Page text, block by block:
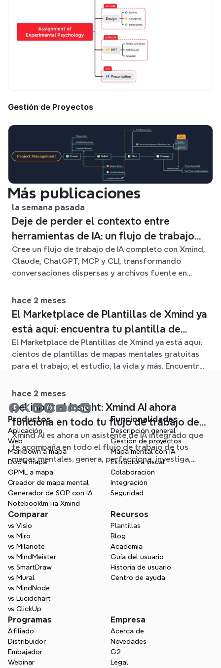
Gestión de Proyectos
Más publicaciones
la semana pasada
Deje de perder el contexto entre
herramientas de IA: un flujo de trabajo
conectado con Xmind
Cree un flujo de trabajo de IA completo con Xmind,
Claude, ChatGPT, MCP y CLI, transformando
conversaciones dispersas y archivos fuente en
hace 2 meses
El Marketplace de Plantillas de Xmind ya
está aquí: encuentra tu plantilla de
mapa mental para cualquier situación
El Marketplace de Plantillas de Xmind ya está aquí:
cientos de plantillas de mapas mentales gratuitas
para el trabajo, el estudio, la vida y más. Encuentra
blanco.
hace 2 meses
Del input al insight: Xmind AI ahora
funciona en todo tu flujo de trabajo de
mapa mental
Xmind AI es ahora un asistente de IA integrado que
te acompaña en todo el flujo de trabajo de tus
mapas mentales: genera, perfecciona, investiga,
planifica y exporta, todo sin salir de tu mapa.
Productos
Aplicación
Web
Markdown a mapa
Doc a mapa
OPML a mapa
Creador de mapa mental
Generador de SOP con IA
Notebooklm на Xmind
Funcionalidades
Descripción general
Gestión de proyectos
Mapa mental con IA
Estructura visual
Colaboración
Integración
Seguridad
Comparar
vs Visio
vs Miro
vs Milanote
vs MindMeister
vs SmartDraw
vs Mural
vs MindNode
vs Lucidchart
vs ClickUp
Recursos
Plantillas
Blog
Academia
Guía del usuario
Historia de usuario
Centro de ayuda
Programas
Afiliado
Distribuidor
Embajador
Webinar
Empresa
Acerca de
Novedades
G2
Legal